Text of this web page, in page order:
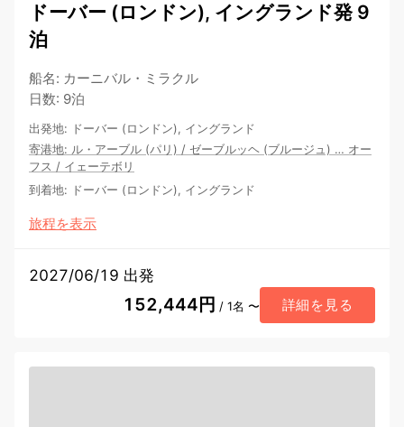
ドーバー (ロンドン), イングランド発 9
泊
船名: カーニバル・ミラクル
日数: 9泊
出発地: ドーバー (ロンドン), イングランド
寄港地: ル・アーブル (パリ) / ゼーブルッヘ (ブルージュ) … オー
フス / イェーテボリ
到着地: ドーバー (ロンドン), イングランド
旅程を表示
2027/06/19 出発
152,444円 / 1名 〜 詳細を見る